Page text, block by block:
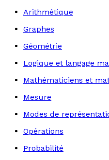
Arithmétique
Graphes
Géométrie
Logique et langage
Mathématiciens et
Mesure
Modes de
Opérations
Probabilité